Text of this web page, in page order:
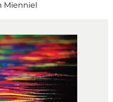
Mienniel